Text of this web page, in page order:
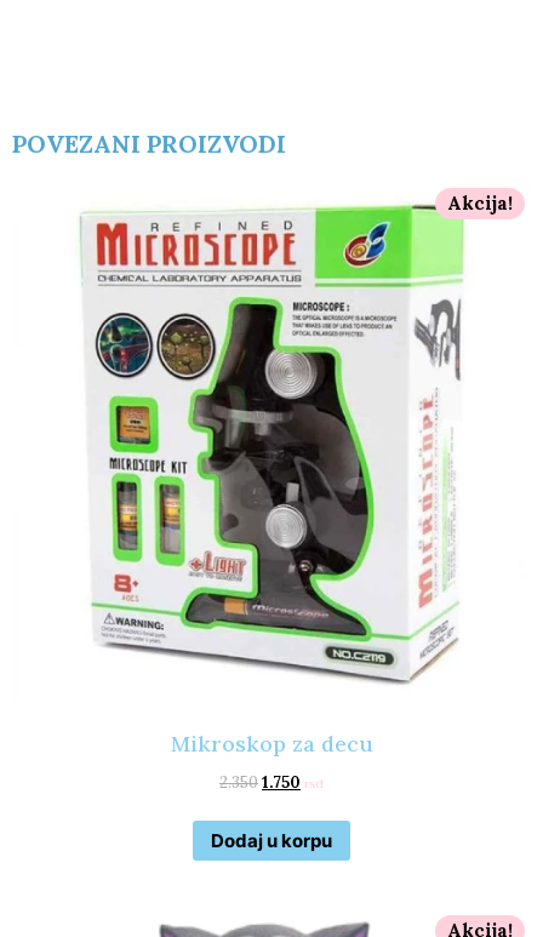
POVEZANI PROIZVODI
Akcija!
Mikroskop za decu
2.3501.750 rsd
Dodaj u korpu
Akcija!